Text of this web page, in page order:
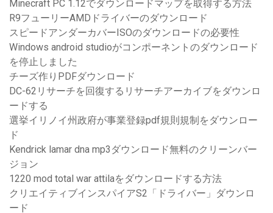
Minecraft PC 1.12でダウンロードマップを取得する方法
R9フューリーAMDドライバーのダウンロード
スピードアンダーカバーISOのダウンロードの必要性
Windows android studioがコンポーネントのダウンロード
を停止しました
チーズ作りPDFダウンロード
DC-62リサーチを回復するリサーチアーカイブをダウンロ
ードする
選挙イリノイ州政府が事業登録pdf規則規制をダウンロー
ド
Kendrick lamar dna mp3ダウンロード無料のクリーンバー
ジョン
1220 mod total war attilaをダウンロードする方法
クリエイティブインスパイアS2「ドライバー」ダウンロ
ード